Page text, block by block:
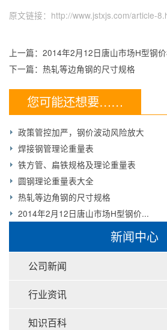
原文链接： http://www.jstxjs.com/article-
上一篇： 2014年2月12日唐山市场H型钢
下一篇： 热轧等边角钢的尺寸规格
您可能还想要……
政策管控加严，钢价波动风险放大
焊接钢管理论重量表
铁方管、扁铁规格及理论重量表
圆钢理论重量表大全
热轧等边角钢的尺寸规格
2014年2月12日唐山市场H型钢价...
新闻中心
公司新闻
行业资讯
知识百科